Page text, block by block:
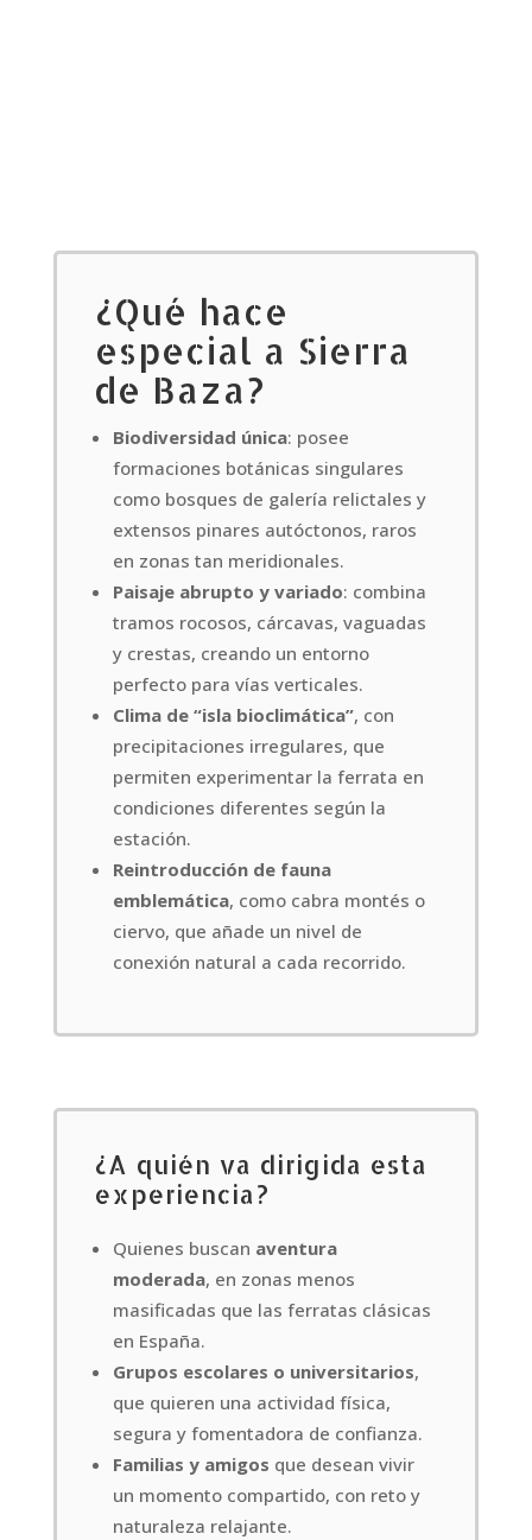
¿Qué hace
especial a Sierra
de Baza?
Biodiversidad única: posee
formaciones botánicas singulares
como bosques de galería relictales y
extensos pinares autóctonos, raros
en zonas tan meridionales.
Paisaje abrupto y variado: combina
tramos rocosos, cárcavas, vaguadas
y crestas, creando un entorno
perfecto para vías verticales.
Clima de “isla bioclimática”, con
precipitaciones irregulares, que
permiten experimentar la ferrata en
condiciones diferentes según la
estación.
Reintroducción de fauna
emblemática, como cabra montés o
ciervo, que añade un nivel de
conexión natural a cada recorrido.
¿A quién va dirigida esta
experiencia?
Quienes buscan aventura
moderada, en zonas menos
masificadas que las ferratas clásicas
en España.
Grupos escolares o universitarios,
que quieren una actividad física,
segura y fomentadora de confianza.
Familias y amigos que desean vivir
un momento compartido, con reto y
naturaleza relajante.